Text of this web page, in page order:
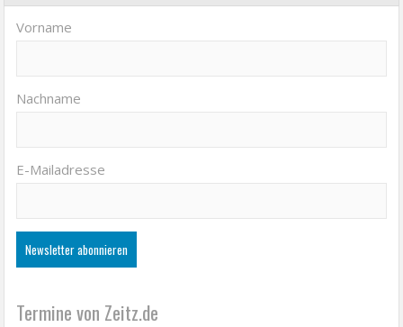
Vorname
Nachname
E-Mailadresse
Termine von Zeitz.de